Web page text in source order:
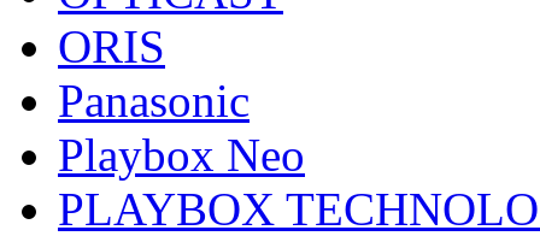
ORIS
Panasonic
Playbox Neo
PLAYBOX